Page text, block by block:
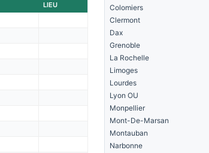
LIEU
Colomiers
Clermont
Dax
Grenoble
La Rochelle
Limoges
Lourdes
Lyon OU
Monpellier
Mont-De-Marsan
Montauban
Narbonne